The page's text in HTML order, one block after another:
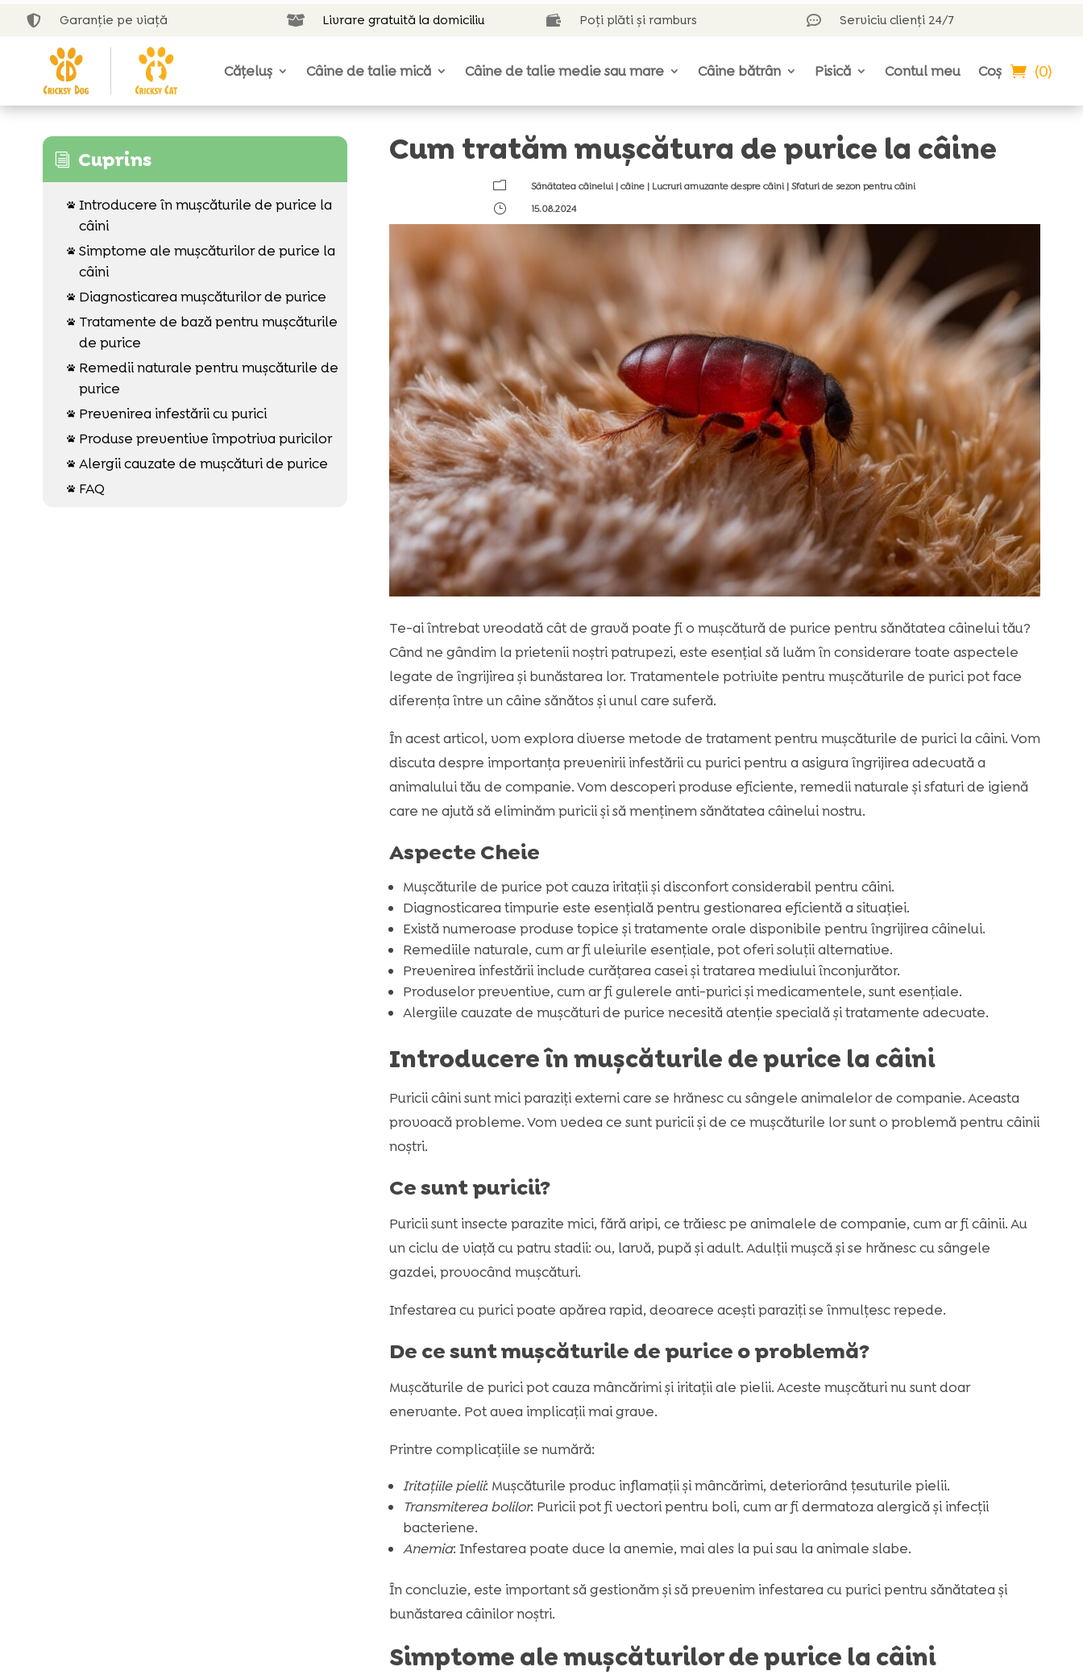
 Garanție pe viață  Livrare gratuită la domiciliu  Poți plăti și ramburs  Serviciu clienți 24/7
Cățeluș Câine de talie mică Câine de talie medie sau mare Câine bătrân Pisică Contul meu Coș (0)
i Cuprins
 Introducere în mușcăturile de purice la
câini
 Simptome ale mușcăturilor de purice la
câini
 Diagnosticarea mușcăturilor de purice

Tratamente de bază pentru mușcăturile
de purice

Remedii naturale pentru mușcăturile de
purice
 Prevenirea infestării cu purici
 Produse preventive împotriva puricilor
 Alergii cauzate de mușcături de purice
 FAQ
Cum tratăm mușcătura de purice la câine
m Sănătatea câinelui|câine| Lucruri amuzante despre câini|Sfaturi de sezon pentru câini
}
15.08.2024
Te-ai întrebat vreodată cât de gravă poate fi o mușcătură de purice pentru sănătatea câinelui tău?
Când ne gândim la prietenii noștri patrupezi, este esențial să luăm în considerare toate aspectele
legate de îngrijirea și bunăstarea lor. Tratamentele potrivite pentru mușcăturile de purici pot face
diferența între un câine sănătos și unul care suferă.
În acest articol, vom explora diverse metode de tratament pentru mușcăturile de purici la câini. Vom
discuta despre importanța prevenirii infestării cu purici pentru a asigura îngrijirea adecvată a
animalului tău de companie. Vom descoperi produse eficiente, remedii naturale și sfaturi de igienă
care ne ajută să eliminăm puricii și să menținem sănătatea câinelui nostru.
Aspecte Cheie
Mușcăturile de purice pot cauza iritații și disconfort considerabil pentru câini.
Diagnosticarea timpurie este esențială pentru gestionarea eficientă a situației.
Există numeroase produse topice și tratamente orale disponibile pentru îngrijirea câinelui.
Remediile naturale, cum ar fi uleiurile esențiale, pot oferi soluții alternative.
Prevenirea infestării include curățarea casei și tratarea mediului înconjurător.
Produselor preventive, cum ar fi gulerele anti-purici și medicamentele, sunt esențiale.
Alergiile cauzate de mușcături de purice necesită atenție specială și tratamente adecvate.
Introducere în mușcăturile de purice la câini
Puricii câini sunt mici paraziți externi care se hrănesc cu sângele animalelor de companie. Aceasta
provoacă probleme. Vom vedea ce sunt puricii și de ce mușcăturile lor sunt o problemă pentru câinii
noștri.
Ce sunt puricii?
Puricii sunt insecte parazite mici, fără aripi, ce trăiesc pe animalele de companie, cum ar fi câinii. Au
un ciclu de viață cu patru stadii: ou, larvă, pupă și adult. Adulții mușcă și se hrănesc cu sângele
gazdei, provocând mușcături.
Infestarea cu purici poate apărea rapid, deoarece acești paraziți se înmulțesc repede.
De ce sunt mușcăturile de purice o problemă?
Mușcăturile de purici pot cauza mâncărimi și iritații ale pielii. Aceste mușcături nu sunt doar
enervante. Pot avea implicații mai grave.
Printre complicațiile se numără:
Iritațiile pielii: Mușcăturile produc inflamații și mâncărimi, deteriorând țesuturile pielii.
Transmiterea bolilor: Puricii pot fi vectori pentru boli, cum ar fi dermatoza alergică și infecții
bacteriene.
Anemia: Infestarea poate duce la anemie, mai ales la pui sau la animale slabe.
În concluzie, este important să gestionăm și să prevenim infestarea cu purici pentru sănătatea și
bunăstarea câinilor noștri.
Simptome ale mușcăturilor de purice la câini